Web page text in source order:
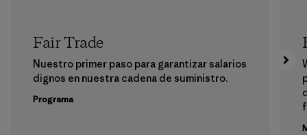
Fair Trade
Nuestro primer paso para garantizar salarios
dignos en nuestra cadena de suministro.
Programa